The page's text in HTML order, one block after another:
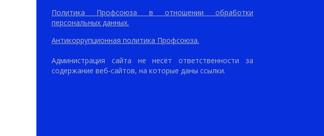
Политика Профсоюза в отношении обработки
персональных данных.
Антикоррупционная политика Профсоюза.
Администрация сайта не несёт ответственности за
содержание веб-сайтов, на которые даны ссылки.